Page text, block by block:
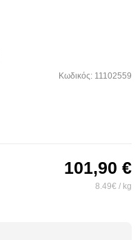
Κωδικός: 11102559
101,90 €
8.49€ / kg